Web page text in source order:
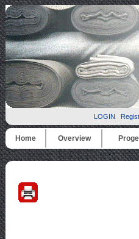
LOGIN
Home Overview